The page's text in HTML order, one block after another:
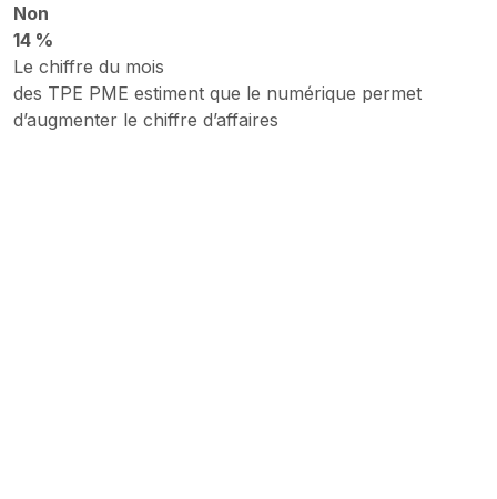
Non
14 %
Le chiffre du mois
des TPE PME estiment que le numérique permet
d’augmenter le chiffre d’affaires